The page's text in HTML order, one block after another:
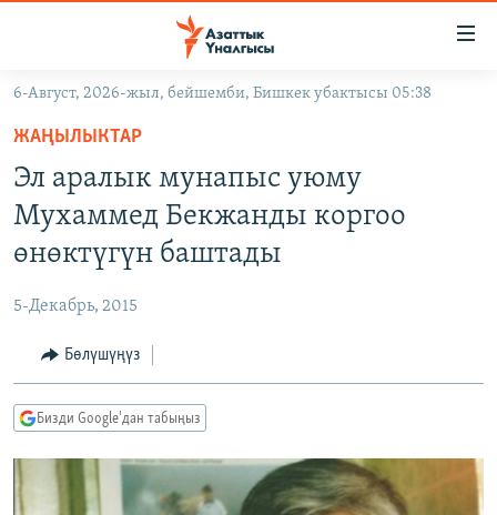
Навигацияга
өтүңүз
Издөөгө
салыңызКЫРГЫЗСТАН
МАДАНИЯТ
ДҮЙНӨ
УКРАИНА
ТВ ПРОГРАММАЛАР
БҮГҮН АЗАТТЫКТА
ДАНИСТЕ
ПОДКАСТ
Русский
6-Август, 2026-жыл, бейшемби, Бишкек убактысы 05:38
ЖАҢЫЛЫКТАР
Эл аралык мунапыс уюму
Мухаммед Бекжанды коргоо
өнөктүгүн баштады
5-Декабрь, 2015
Бөлүшүңүз
Бизди Google'дан табыңыз